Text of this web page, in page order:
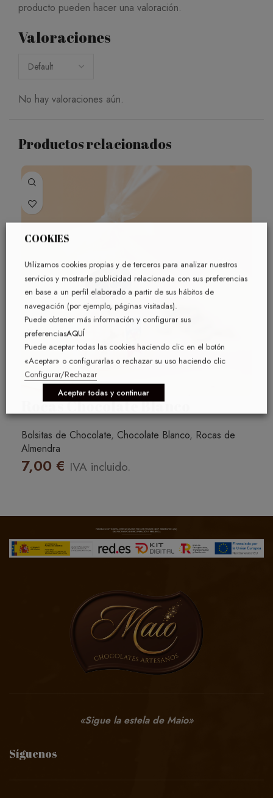
Valoraciones
No hay valoraciones aún.
producto pueden hacer una valoración.
Productos relacionados
Rocas Chocolate Blanco
Bolsitas de Chocolate, Chocolate Blanco, Rocas de
Almendra
7,00 € IVA incluido.
«Sigue la estela de Maio»
Síguenos
COOKIES
Utilizamos cookies propias y de terceros para analizar nuestros
servicios y mostrarle publicidad relacionada con sus preferencias
en base a un perfil elaborado a partir de sus hábitos de
navegación (por ejemplo, páginas visitadas).
Puede obtener más información y configurar sus
preferenciasAQUÍ
Puede aceptar todas las cookies haciendo clic en el botón
«Aceptar» o configurarlas o rechazar su uso haciendo clic
Configurar/Rechazar
Aceptar todas y continuar